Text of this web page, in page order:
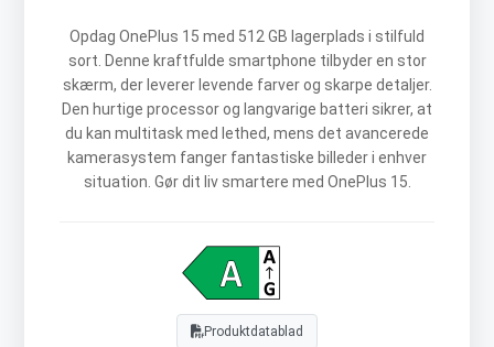
Opdag OnePlus 15 med 512 GB lagerplads i stilfuld
sort. Denne kraftfulde smartphone tilbyder en stor
skærm, der leverer levende farver og skarpe detaljer.
Den hurtige processor og langvarige batteri sikrer, at
du kan multitask med lethed, mens det avancerede
kamerasystem fanger fantastiske billeder i enhver
situation. Gør dit liv smartere med OnePlus 15.
Produktdatablad